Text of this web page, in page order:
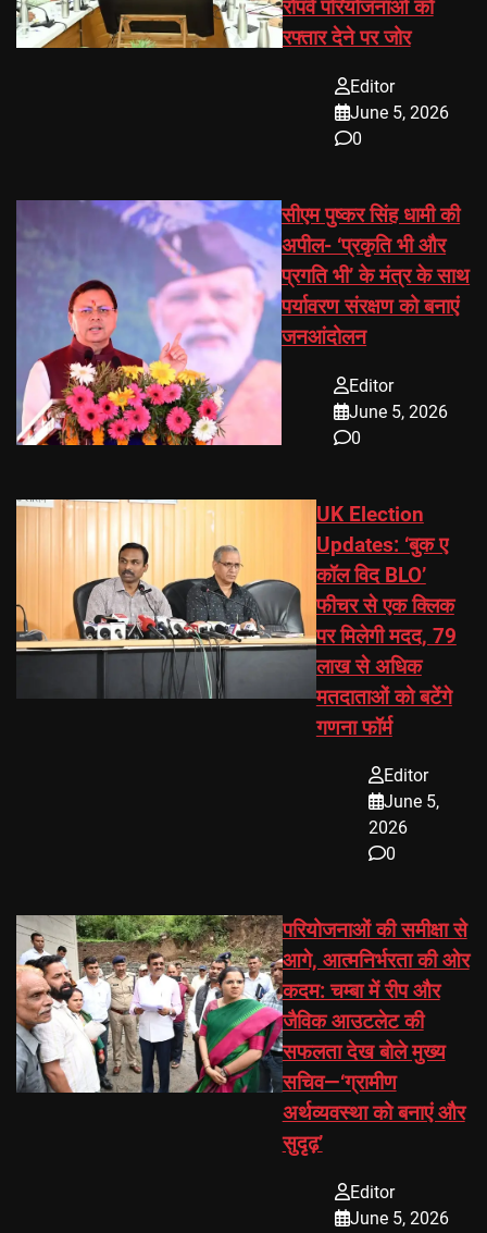
रोपवे परियोजनाओं को
रफ्तार देने पर जोर
Editor
June 5, 2026
0
सीएम पुष्कर सिंह धामी की
अपील- ‘प्रकृति भी और
प्रगति भी’ के मंत्र के साथ
पर्यावरण संरक्षण को बनाएं
जनआंदोलन
Editor
June 5, 2026
0
UK Election
Updates: ‘बुक ए
कॉल विद BLO’
फीचर से एक क्लिक
पर मिलेगी मदद, 79
लाख से अधिक
मतदाताओं को बटेंगे
गणना फॉर्म
Editor
June 5,
2026
0
परियोजनाओं की समीक्षा से
आगे, आत्मनिर्भरता की ओर
कदम: चम्बा में रीप और
जैविक आउटलेट की
सफलता देख बोले मुख्य
सचिव—‘ग्रामीण
अर्थव्यवस्था को बनाएं और
सुदृढ़’
Editor
June 5, 2026